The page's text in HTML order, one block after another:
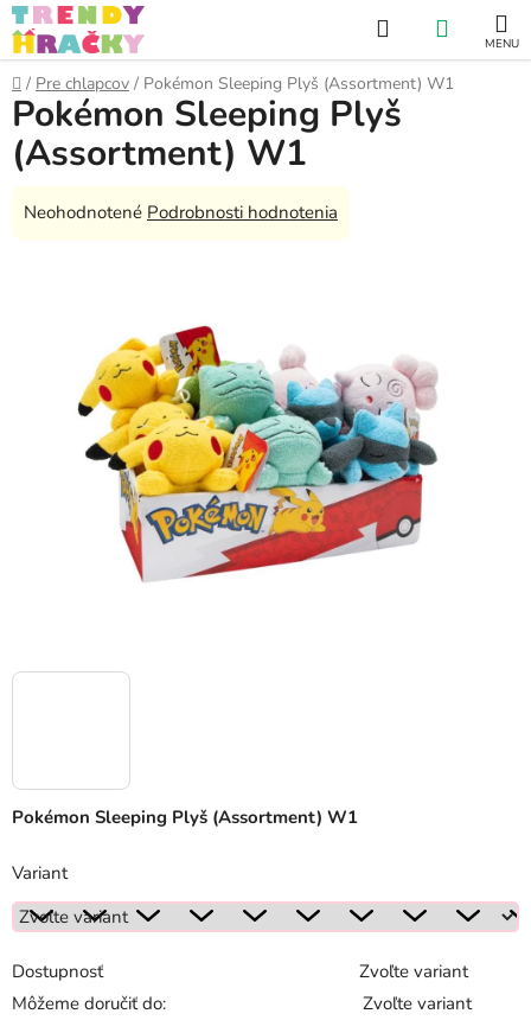
Prejsť
na
obsah
Hľadať
KOŠÍK
Domov
/ Pre chlapcov / Pokémon Sleeping Plyš (Assortment) W1
Pokémon Sleeping Plyš (Assortment) W1
Variant
Dostupnosť
Zvoľte variant
Môžeme doručiť do:
Zvoľte variant
Pokémon Sleeping Plyš
(Assortment) W1
Priemerné
hviezdičiek.
Neohodnotené Podrobnosti hodnotenia